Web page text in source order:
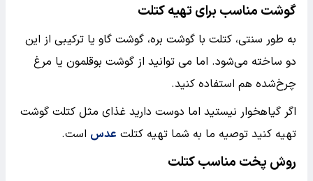
گوشت مناسب برای تهیه کتلت
به طور سنتی، کتلت با گوشت بره، گوشت گاو یا ترکیبی از این
دو ساخته می‌شود. اما می توانید از گوشت بوقلمون یا مرغ
چرخ‌شده هم استفاده کنید.
اگر گیاهخوار نیستید اما دوست دارید غذای مثل کتلت گوشت
تهیه کنید توصیه ما به شما تهیه کتلت عدس است.
روش پخت مناسب کتلت